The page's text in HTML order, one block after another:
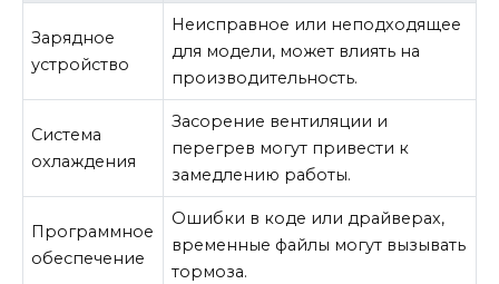
Зарядное
устройство
Неисправное или неподходящее
для модели, может влиять на
производительность.
Система
охлаждения
Засорение вентиляции и
перегрев могут привести к
замедлению работы.
Программное
обеспечение
Ошибки в коде или драйверах,
временные файлы могут вызывать
тормоза.